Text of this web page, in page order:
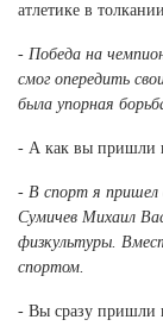
Томская область (1)
Тюменская область (3)
Хакасия (1)
Ямало-Ненецкий
Ярославская область
атлетике в
- Победа на
смог опередить
была упорная
- А как вы пришли
- В спорт я пришел
Сумичев Михаил
физкультуры.
спортом.
- Вы сразу пришли